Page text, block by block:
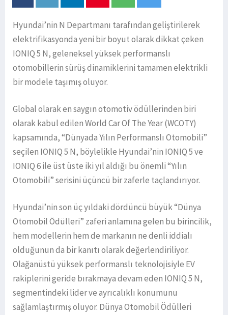
Hyundai’nin N Departmanı tarafından geliştirilerek
elektrifikasyonda yeni bir boyut olarak dikkat çeken
IONIQ 5 N, geleneksel yüksek performanslı
otomobillerin sürüş dinamiklerini tamamen elektrikli
bir modele taşımış oluyor.
Global olarak en saygın otomotiv ödüllerinden biri
olarak kabul edilen World Car Of The Year (WCOTY)
kapsamında, “Dünyada Yılın Performanslı Otomobili”
seçilen IONIQ 5 N, böylelikle Hyundai’nin IONIQ 5 ve
IONIQ 6 ile üst üste iki yıl aldığı bu önemli “Yılın
Otomobili” serisini üçüncü bir zaferle taçlandırıyor.
Hyundai’nin son üç yıldaki dördüncü büyük “Dünya
Otomobil Ödülleri” zaferi anlamına gelen bu birincilik,
hem modellerin hem de markanın ne denli iddialı
olduğunun da bir kanıtı olarak değerlendiriliyor.
Olağanüstü yüksek performanslı teknolojisiyle EV
rakiplerini geride bırakmaya devam eden IONIQ 5 N,
segmentindeki lider ve ayrıcalıklı konumunu
sağlamlaştırmış oluyor. Dünya Otomobil Ödülleri